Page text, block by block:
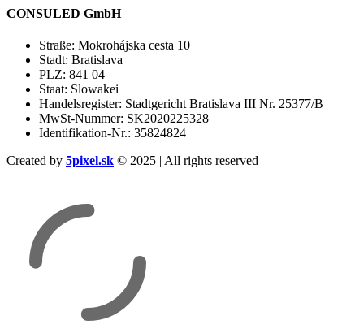
CONSULED GmbH
Straße: Mokrohájska cesta 10
Stadt: Bratislava
PLZ: 841 04
Staat: Slowakei
Handelsregister: Stadtgericht Bratislava III Nr. 25377/B
MwSt-Nummer: SK2020225328
Identifikation-Nr.: 35824824
Created by 5pixel.sk © 2025 | All rights reserved